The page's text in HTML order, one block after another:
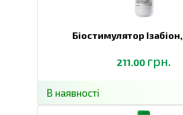
Біостимулятор Ізабіон,
211.00 грн.
В наявності